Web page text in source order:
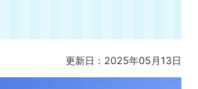
更新日：2025年05月13日